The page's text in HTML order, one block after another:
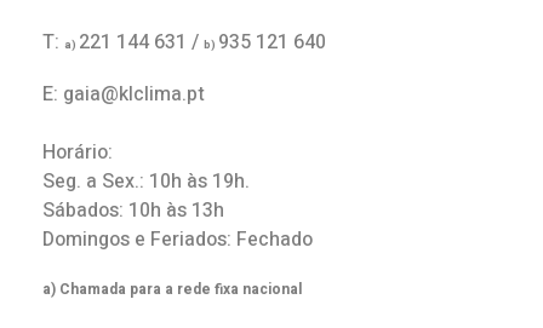
T: a) 221 144 631 / b) 935 121 640
E: gaia@klclima.pt
Horário:
Seg. a Sex.: 10h às 19h.
Sábados: 10h às 13h
Domingos e Feriados: Fechado
a) Chamada para a rede fixa nacional